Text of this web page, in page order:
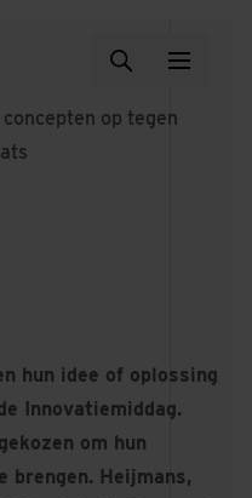
op tegen
hun idee of oplossing
Innovatiemiddag.
om hun
brengen. Heijmans,